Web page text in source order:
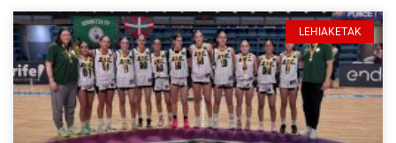
LEHIAKETAK